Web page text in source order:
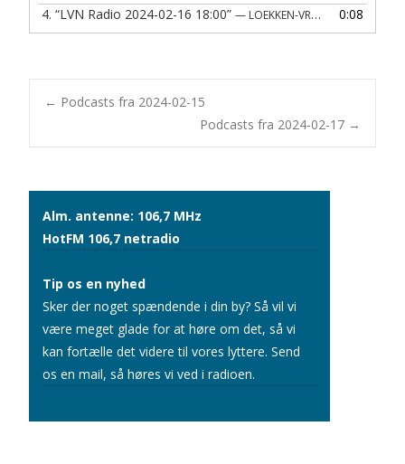
4. “LVN Radio 2024-02-16 18:00” — LOEKKEN-VRAA NAERRADIO 0:08
Post
← Podcasts fra 2024-02-15
Podcasts fra 2024-02-17 →
Alm. antenne: 106,7 MHz
HotFM 106,7 netradio
Tip os en nyhed
Sker der noget spændende i din by? Så vil vi
være meget glade for at høre om det, så vi
kan fortælle det videre til vores lyttere. Send
os en mail, så høres vi ved i radioen.